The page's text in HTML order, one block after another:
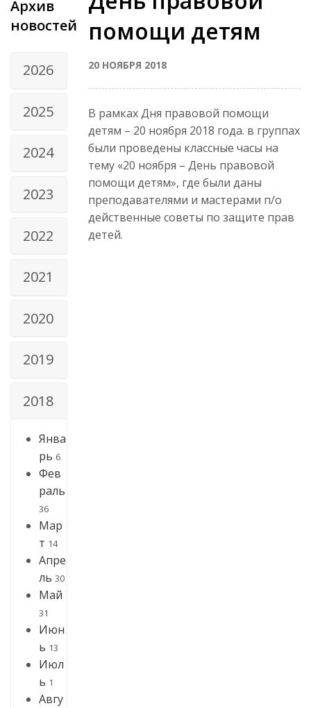
Архив
новостей
2026
2025
2024
2023
2022
2021
2020
2019
2018
Янва
рь 6
Фев
раль
36
Мар
т 14
Апре
ль 30
Май
31
Июн
ь 13
Июл
ь 1
Авгу
помощи детям
20 НОЯБРЯ 2018
В рамках Дня правовой помощи
детям – 20 ноября 2018 года. в группах
были проведены классные часы на
тему «20 ноября – День правовой
помощи детям», где были даны
преподавателями и мастерами п/о
действенные советы по защите прав
детей.